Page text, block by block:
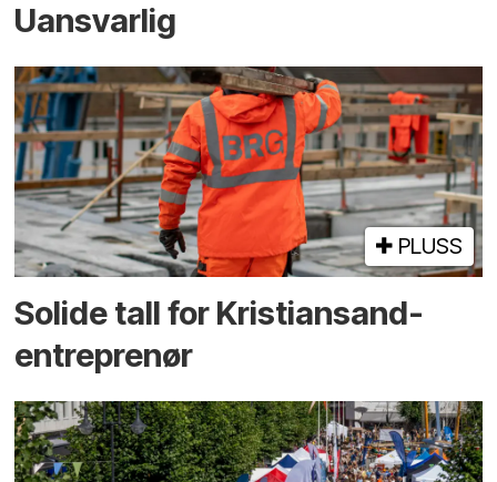
Uansvarlig
PLUSS
Solide tall for Kristiansand-
entreprenør